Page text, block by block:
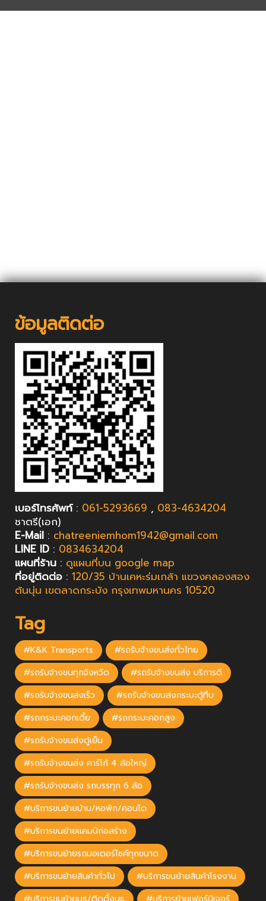
ข้อมูลติดต่อ
เบอร์โทรศัพท์: 061-5293669 , 083-4634204
ชาตรี(เอก)​
E-Mail : chatreeniemhom1942@gmail.com
LINE ID : 0834634204
แผนที่ร้าน : ดูแผนที่บน google map
ที่อยู่ติดต่อ : 120/35 บ้านเคหะร่มเกล้า แขวงคลองสอง
ต้นนุ่น เขตลาดกระบัง กรุงเทพมหานคร 10520
Tag
#K&K Transports
#รถรับจ้างขนส่งทั่วไทย
#รถรับจ้างขนทุกจังหวัด
#รถรับจ้างขนส่ง บริการดี
#รถรับจ้างขนส่งเร็ว
#รถรับจ้างขนส่งกระบะตู้ทึบ
#รถกระบะคอกเตี้ย
#รถกระบะคอกสูง
#รถรับจ้างขนส่งตู้เย็น
#รถรับจ้างขนส่ง คาร์โก้ 4 ล้อใหญ่
#รถรับจ้างขนส่ง รถบรรทุก 6 ล้อ
#บริการขนย้ายบ้าน/หอพัก/คอนโด
#บริการขนย้ายแคมป์ก่อสร้าง
#บริการขนย้ายรถมอเตอร์ไซค์ทุกขนาด
#บริการขนย้ายสินค้าทั่วไป
#บริการขนย้ายสินค้าโรงงาน